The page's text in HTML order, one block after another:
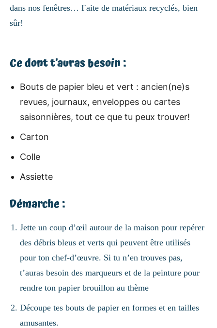
dans nos fenêtres… Faite de matériaux recyclés, bien
sûr!
Ce dont t’auras besoin :
Bouts de papier bleu et vert : ancien(ne)s
revues, journaux, enveloppes ou cartes
saisonnières, tout ce que tu peux trouver!
Carton
Colle
Assiette
Démarche :
Jette un coup d’œil autour de la maison pour repérer
des débris bleus et verts qui peuvent être utilisés
pour ton chef-d’œuvre. Si tu n’en trouves pas,
t’auras besoin des marqueurs et de la peinture pour
rendre ton papier brouillon au thème
Découpe tes bouts de papier en formes et en tailles
amusantes.